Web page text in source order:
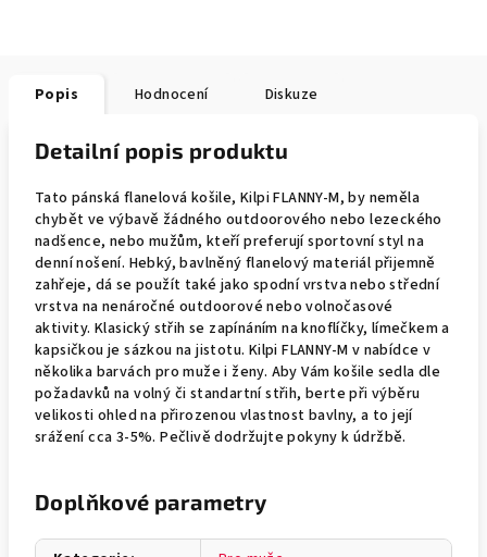
Popis Hodnocení Diskuze
Detailní popis produktu
Tato pánská flanelová košile, Kilpi FLANNY-M, by neměla
chybět ve výbavě žádného outdoorového nebo lezeckého
nadšence, nebo mužům, kteří preferují sportovní styl na
denní nošení. Hebký, bavlněný flanelový materiál přijemně
zahřeje, dá se použít také jako spodní vrstva nebo střední
vrstva na nenáročné outdoorové nebo volnočasové
aktivity. Klasický střih se zapínáním na knoflíčky, límečkem a
kapsičkou je sázkou na jistotu. Kilpi FLANNY-M v nabídce v
několika barvách pro muže i ženy. Aby Vám košile sedla dle
požadavků na volný či standartní střih, berte při výběru
velikosti ohled na přirozenou vlastnost bavlny, a to její
srážení cca 3-5%. Pečlivě dodržujte pokyny k údržbě.
Doplňkové parametry